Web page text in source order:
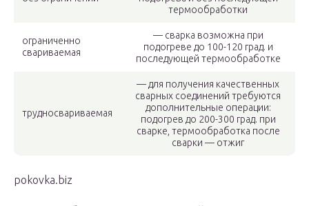
термообработки
ограниченно
свариваемая
— сварка возможна при
подогреве до 100-120 град. и
последующей термообработке
трудносвариваемая
— для получения качественных
сварных соединений требуются
дополнительные операции:
подогрев до 200-300 град. при
сварке, термообработка после
сварки — отжиг
pokovka.biz